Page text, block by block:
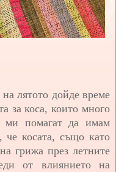
лятото дойде време
за коса, които много
ми помагат да имам
че косата, също като
грижа през летните
от влиянието на